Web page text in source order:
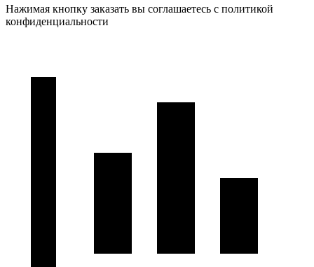
Нажимая кнопку заказать вы соглашаетесь с политикой
конфиденциальности